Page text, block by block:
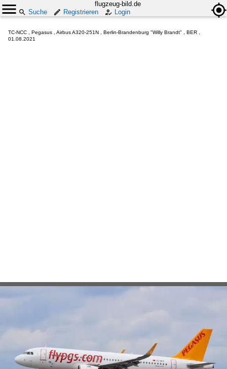
flugzeug-bild.de
Suche
Registrieren Login
TC-NCC , Pegasus , Airbus A320-251N , Berlin-Brandenburg "Willy Brandt" , BER ,
01.08.2021